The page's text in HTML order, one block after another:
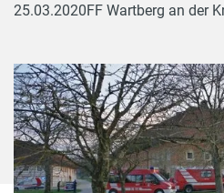
25.03.2020FF Wartberg an der